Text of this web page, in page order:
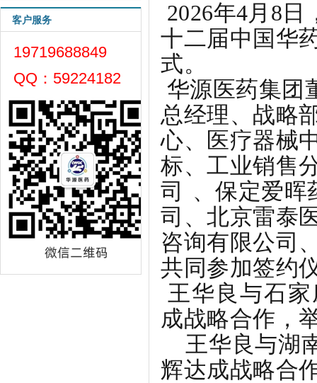
客户服务
19719688849
QQ：59224182
2026年4月 8 日
十二届中国华
式。
华源医药集团
总经理、战略
心、医疗器械
标、工业销售
司
、保定爱晖
司、北京雷泰
咨询有限公司
共同参加签约
王华良 与石
成战略合作，
王华良与湖
辉达成战略合